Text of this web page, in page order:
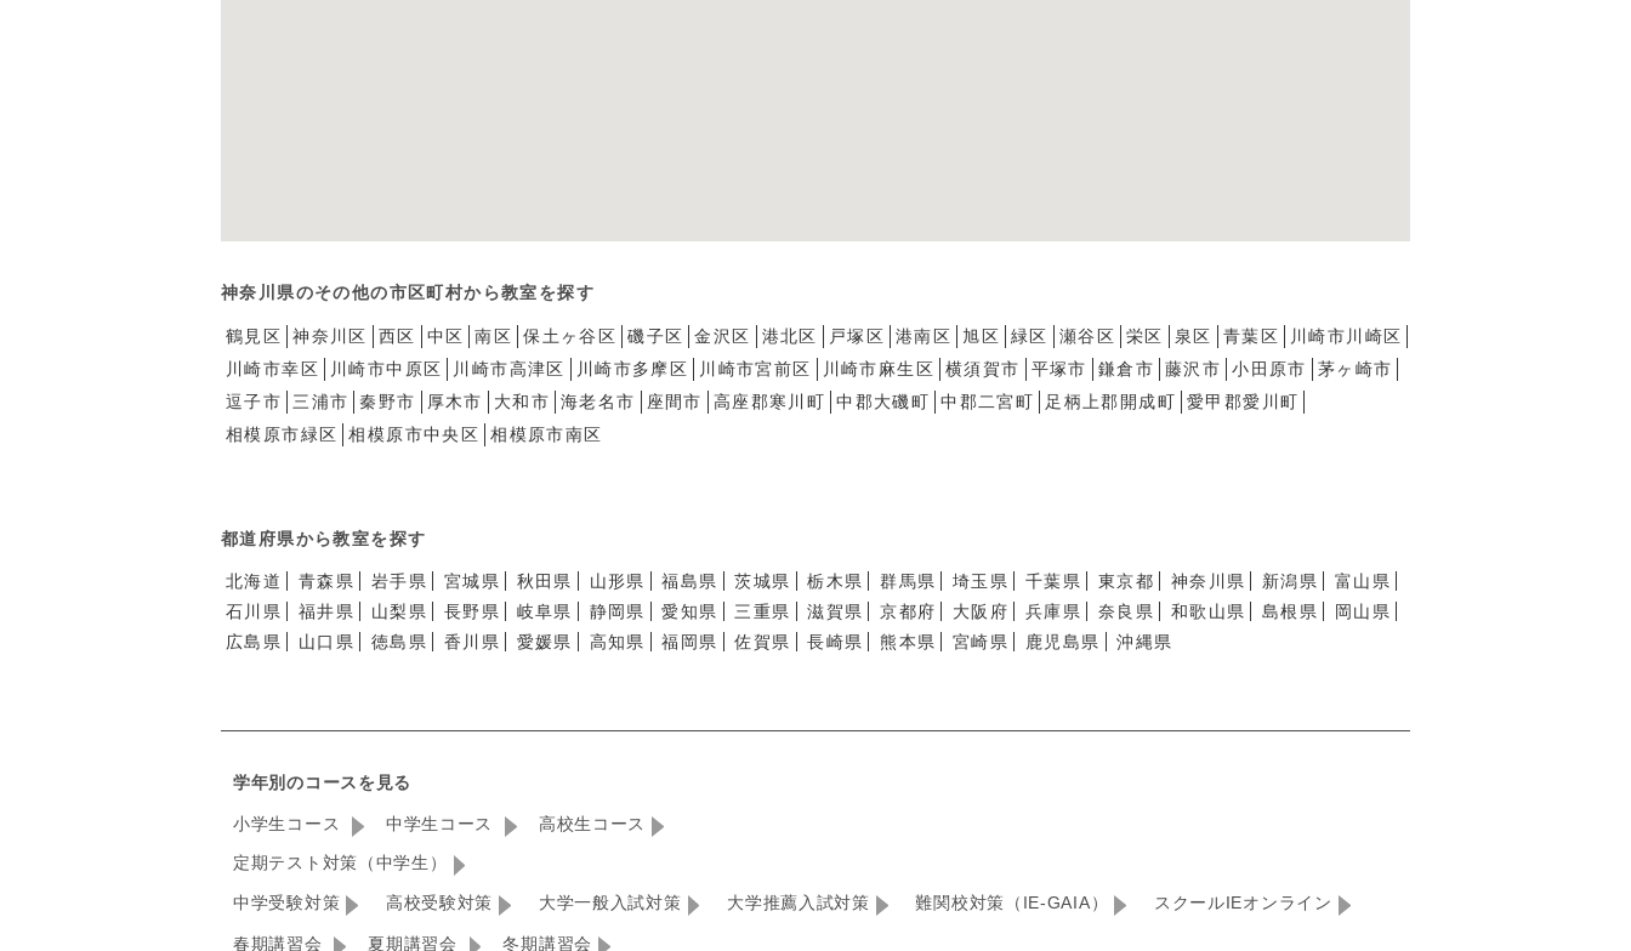
神奈川県のその他の市区町村から教室を探す
鶴見区 神奈川区 西区 中区 南区 保土ヶ谷区 磯子区 金沢区 港北区 戸塚区 港南区 旭区 緑区 瀬谷区 栄区 泉区 青葉区
川崎市川崎区
川崎市幸区
川崎市中原区 川崎市高津区 川崎市多摩区 川崎市宮前区 川崎市麻生区 横須賀市 平塚市 鎌倉市 藤沢市 小田原市
茅ヶ崎市
逗子市
三浦市 秦野市 厚木市 大和市 海老名市 座間市 高座郡寒川町 中郡大磯町 中郡二宮町 足柄上郡開成町
愛甲郡愛川町
相模原市緑区
相模原市中央区 相模原市南区
都道府県から教室を探す
北海道 青森県 岩手県 宮城県 秋田県 山形県 福島県 茨城県 栃木県 群馬県 埼玉県 千葉県 東京都 神奈川県 新潟県
富山県
石川県
福井県 山梨県 長野県 岐阜県 静岡県 愛知県 三重県 滋賀県 京都府 大阪府 兵庫県 奈良県 和歌山県 島根県
岡山県
広島県
山口県 徳島県 香川県 愛媛県 高知県 福岡県 佐賀県 長崎県 熊本県 宮崎県 鹿児島県 沖縄県
学年別のコースを見る
小学生コース 中学生コース
高校生コース
定期テスト対策（中学生）
中学受験対策 高校受験対策 大学一般入試対策 大学推薦入試対策 難関校対策（IE-GAIA） スクールIEオンライン
春期講習会 夏期講習会 冬期講習会